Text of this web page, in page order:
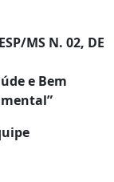
MS N. 02, DE
e Bem